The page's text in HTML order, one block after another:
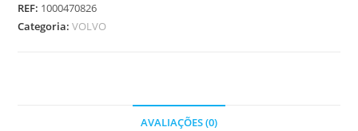
REF: 1000470826
Categoria:VOLVO
AVALIAÇÕES (0)